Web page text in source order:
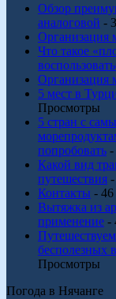
Обзор
аналоговой -
Организация
Что такое
Организация
5 мест в
Просмотры
5 стран с
попробовать -
Какой вид
путешествия
Контакты -
Вытяжка из
применение -
бесполезных
Просмотры
Погода в Нячанге